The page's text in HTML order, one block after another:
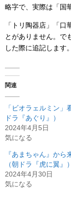
略字で、実際は「国
「トリ陶器店」「
とがありません。で
した際に追記します。
関連
「ビオラェルミン」
ドラ『あぐり』）
2024年4月5日
気になる
『あまちゃん』から
（朝ドラ『虎に翼』）
2024年4月30日
気になる